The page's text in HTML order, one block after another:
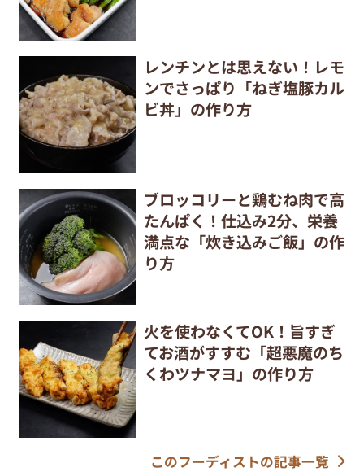
レンチンとは思えない！レモ
ンでさっぱり「ねぎ塩豚カル
ビ丼」の作り方
ブロッコリーと鶏むね肉で高
たんぱく！仕込み2分、栄養
満点な「炊き込みご飯」の作
り方
火を使わなくてOK！旨すぎ
てお酒がすすむ「超悪魔のち
くわツナマヨ」の作り方
このフーディストの記事一覧